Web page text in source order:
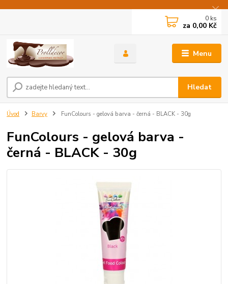
Menu
Hledat
0 ks
za 0,00 Kč
Úvod Barvy FunColours - gelová barva - černá - BLACK - 30g
FunColours - gelová barva -
černá - BLACK - 30g